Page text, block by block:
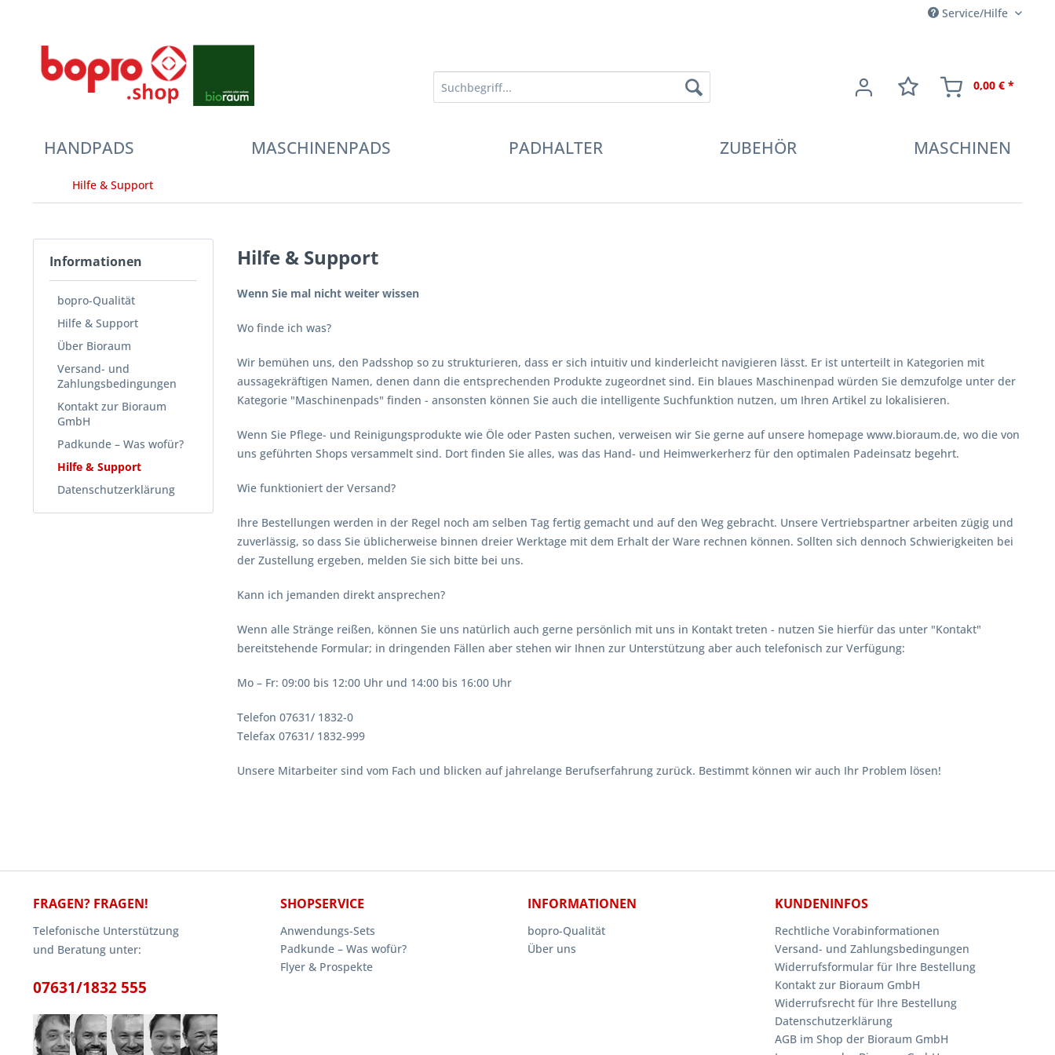
Service/Hilfe
0,00 € *
HANDPADS MASCHINENPADS PADHALTER ZUBEHÖR MASCHINEN
Hilfe & Support
Informationen
bopro-Qualität
Hilfe & Support
Über Bioraum
Versand- und
Zahlungsbedingungen
Kontakt zur Bioraum
GmbH
Padkunde – Was wofür?
Hilfe & Support
Datenschutzerklärung
Hilfe & Support
Wenn Sie mal nicht weiter wissen
Wo finde ich was?
Wir bemühen uns, den Padsshop so zu strukturieren, dass er sich intuitiv und kinderleicht navigieren lässt. Er ist unterteilt in Kategorien mit
aussagekräftigen Namen, denen dann die entsprechenden Produkte zugeordnet sind. Ein blaues Maschinenpad würden Sie demzufolge unter der
Kategorie "Maschinenpads" finden - ansonsten können Sie auch die intelligente Suchfunktion nutzen, um Ihren Artikel zu lokalisieren.
Wenn Sie Pflege- und Reinigungsprodukte wie Öle oder Pasten suchen, verweisen wir Sie gerne auf unsere homepage www.bioraum.de, wo die von
uns geführten Shops versammelt sind. Dort finden Sie alles, was das Hand- und Heimwerkerherz für den optimalen Padeinsatz begehrt.
Wie funktioniert der Versand?
Ihre Bestellungen werden in der Regel noch am selben Tag fertig gemacht und auf den Weg gebracht. Unsere Vertriebspartner arbeiten zügig und
zuverlässig, so dass Sie üblicherweise binnen dreier Werktage mit dem Erhalt der Ware rechnen können. Sollten sich dennoch Schwierigkeiten bei
der Zustellung ergeben, melden Sie sich bitte bei uns.
Kann ich jemanden direkt ansprechen?
Wenn alle Stränge reißen, können Sie uns natürlich auch gerne persönlich mit uns in Kontakt treten - nutzen Sie hierfür das unter "Kontakt"
bereitstehende Formular; in dringenden Fällen aber stehen wir Ihnen zur Unterstützung aber auch telefonisch zur Verfügung:
Mo – Fr: 09:00 bis 12:00 Uhr und 14:00 bis 16:00 Uhr
Telefon 07631/ 1832-0
Telefax 07631/ 1832-999
Unsere Mitarbeiter sind vom Fach und blicken auf jahrelange Berufserfahrung zurück. Bestimmt können wir auch Ihr Problem lösen!
FRAGEN? FRAGEN!
Telefonische Unterstützung
und Beratung unter:
07631/1832 555
SHOPSERVICE
Anwendungs-Sets
Padkunde – Was wofür?
Flyer & Prospekte
INFORMATIONEN
bopro-Qualität
Über uns
KUNDENINFOS
Rechtliche Vorabinformationen
Versand- und Zahlungsbedingungen
Widerrufsformular für Ihre Bestellung
Kontakt zur Bioraum GmbH
Widerrufsrecht für Ihre Bestellung
Datenschutzerklärung
AGB im Shop der Bioraum GmbH